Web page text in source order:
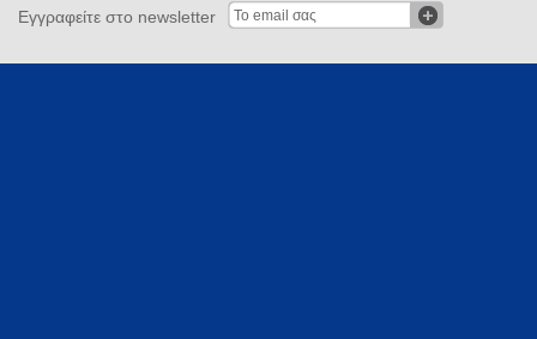
Εγγραφείτε στο newsletter